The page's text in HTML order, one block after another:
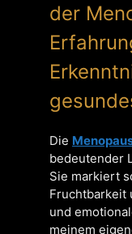
der
Die
bedeutender
Sie markiert
Fruchtbarkeit
und
meinem